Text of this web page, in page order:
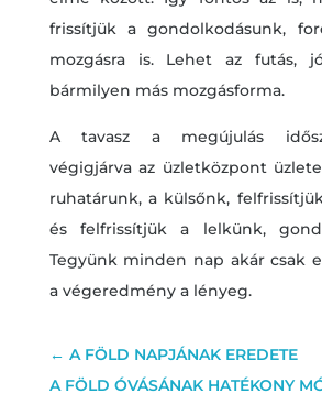
frissítjük a gondolkodásunk,
mozgásra is. Lehet az futás,
bármilyen más mozgásforma.
A tavasz a megújulás
végigjárva az üzletközpont
ruhatárunk, a külsőnk,
és felfrissítjük a lelkünk,
Tegyünk minden nap akár csak
a végeredmény a lényeg.
← A FÖLD NAPJÁNAK EREDETE
A FÖLD ÓVÁSÁNAK HATÉKONY